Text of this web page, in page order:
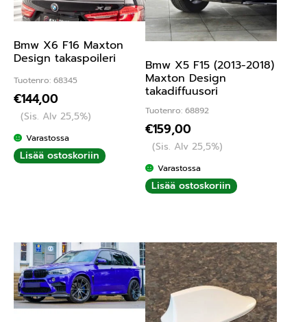
Bmw X6 F16 Maxton
Design takaspoileri
Tuotenro: 68345
€144,00
(Sis. Alv 25,5%)
Varastossa
Lisää ostoskoriin
Bmw X5 F15 (2013-2018)
Maxton Design
takadiffuusori
Tuotenro: 68892
€159,00
(Sis. Alv 25,5%)
Varastossa
Lisää ostoskoriin